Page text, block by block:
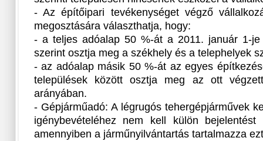
- Az építőipari tevékenységet végző
megosztására választhatja, hogy:
- a teljes adóalap 50 %-át a 2011. január 1-je
szerint osztja meg a székhely és a telephelyek
- az adóalap másik 50 %-át az egyes
települések között osztja meg az ott
arányában.
- Gépjárműadó: A légrugós tehergépjárművek
igénybevételéhez nem kell külön
amennyiben a járműnyilvántartás tartalmazza